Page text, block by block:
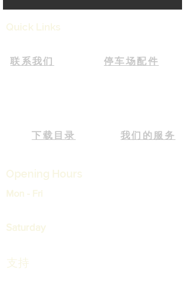
Quick Links
联系我们 停车场配件
我们的服务
下载目录
Opening Hours
Mon - Fri
Saturday
支持